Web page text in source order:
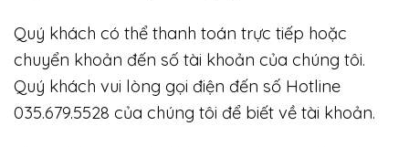
Quý khách có thể thanh toán trực tiếp hoặc
chuyển khoản đến số tài khoản của chúng tôi.
Quý khách vui lòng gọi điện đến số Hotline
035.679.5528 của chúng tôi để biết về tài khoản.